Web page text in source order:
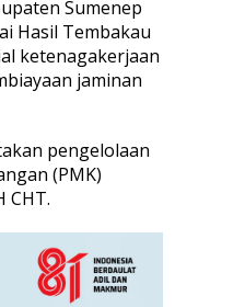
Sumenep
Hasil Tembakau
ketenagakerjaan
jaminan
pengelolaan
(PMK)
CHT.